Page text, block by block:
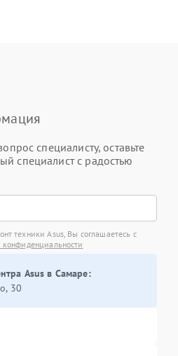
специалисту, оставьте
специалист с радостью
техники Asus, Вы соглашаетесь с
Asus в Самаре:
30